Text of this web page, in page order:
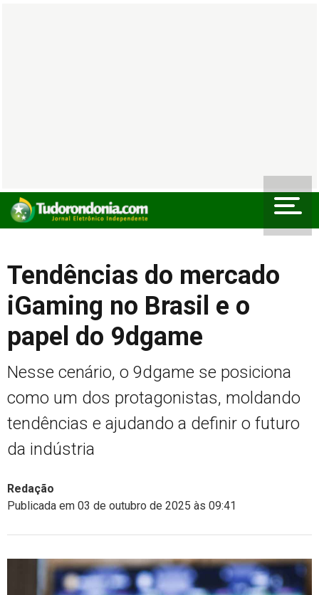
Tendências do mercado
iGaming no Brasil e o
papel do 9dgame
Nesse cenário, o 9dgame se posiciona
como um dos protagonistas, moldando
tendências e ajudando a definir o futuro
da indústria
Redação
Publicada em 03 de outubro de 2025 às 09:41